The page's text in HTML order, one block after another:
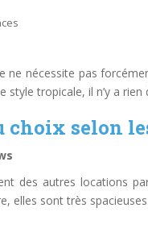
ne nécessite pas
style tropicale, il n’y a
choix selon
des autres locations
elles sont très spacieuses.